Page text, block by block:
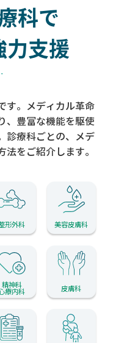
科で
力支援
す。メディカル革命
豊富な機能を駆使
診療科ごとの、メデ
をご紹介します。
形外科 美容皮膚科
精神科
療内科 皮膚科